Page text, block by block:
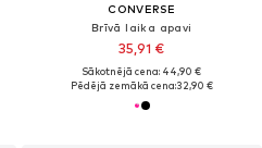
CONVERSE
Brīvā laika apavi
35,91 €
Sākotnējā cena: 44,90 €
Pēdējā zemākā cena:32,90 €